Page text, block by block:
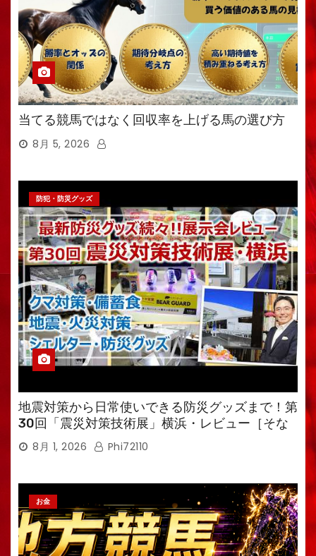
当てる競馬ではなく回収率を上げる馬の選び方
8月 5, 2026
防犯・防災グッズ
地震対策から日常使いできる防災グッズまで！第
30回「震災対策技術展」横浜・レビュー［そな
えるTV・高荷智也］
8月 1, 2026 Phi72110
お金